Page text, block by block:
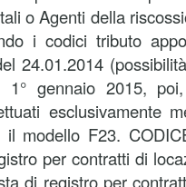
o Agenti della
i codici tributo
24.01.2014
gennaio 2015,
esclusivamente
modello F23.
per contratti di
di registro per